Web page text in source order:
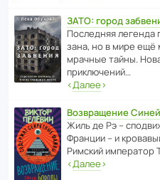
ЗАТО: город
После­дняя
зана, но в мире ещё
мрачные тайны.
приключений…
‹Далее›
Возвращение
Жиль де Рэ –
Франции – и
Римский импе­ратор
‹Далее›